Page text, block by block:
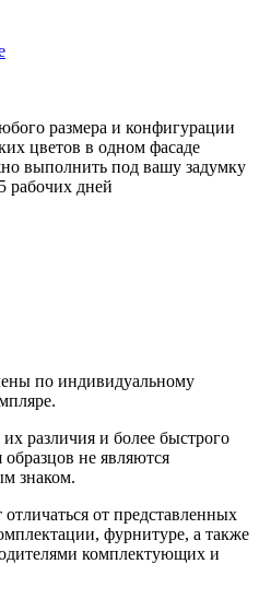
размера и конфигурации
цветов в одном фасаде
выполнить под вашу задумку
рабочих дней
по индивидуальному
различия и более быстрого
образцов не являются
знаком.
от представленных
фурнитуре, а также
комплектующих и